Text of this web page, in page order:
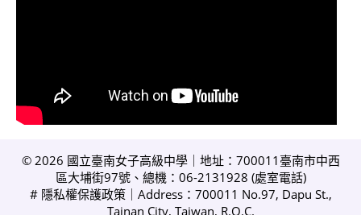
© 2026 國立臺南女子高級中學｜地址：700011臺南市中西
區大埔街97號、總機：06-2131928 (處室電話)
# 隱私權保護政策｜Address：700011 No.97, Dapu St.,
Tainan City, Taiwan, R.O.C.